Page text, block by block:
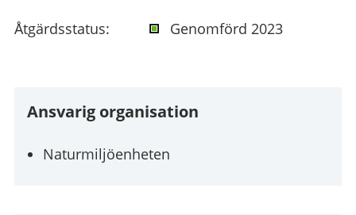
Åtgärdsstatus: Genomförd 2023
Ansvarig organisation
Naturmiljöenheten